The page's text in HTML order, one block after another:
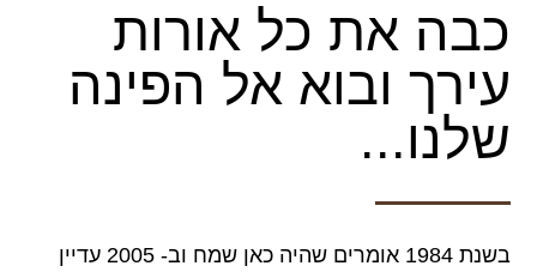
כבה את כל אורות
עירך ובוא אל הפינה
שלנו...
בשנת 1984 אומרים שהיה כאן שמח וב- 2005 עדיין